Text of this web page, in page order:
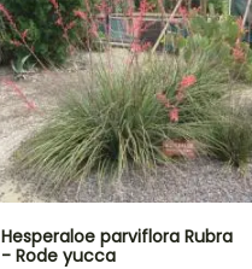
Hesperaloe parviflora Rubra
- Rode yucca